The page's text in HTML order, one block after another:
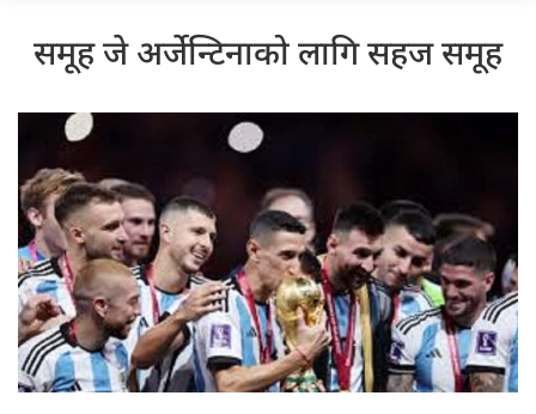
समूह जे अर्जेन्टिनाको लागि सहज समूह